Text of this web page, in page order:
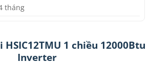
tháng
1 chiều 12000Btu
Inverter